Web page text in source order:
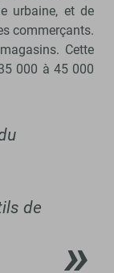
urbaine, et de
commerçants.
Cette
000 à 45 000
de